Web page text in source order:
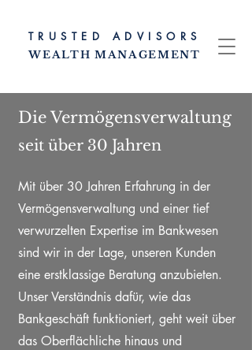
TRUSTED ADVISORS
WEALTH MANAGEMENT
Die Vermögensverwaltung
seit über 30 Jahren
Mit über 30 Jahren Erfahrung in der
Vermögensverwaltung und einer tief
verwurzelten Expertise im Bankwesen
sind wir in der Lage, unseren Kunden
eine erstklassige Beratung anzubieten.
Unser Verständnis dafür, wie das
Bankgeschäft funktioniert, geht weit über
das Oberflächliche hinaus und